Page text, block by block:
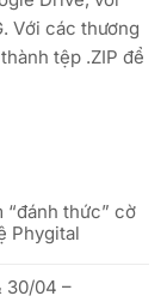
Với các thương
tệp .ZIP để
“đánh thức” cờ
Phygital
30/04 –